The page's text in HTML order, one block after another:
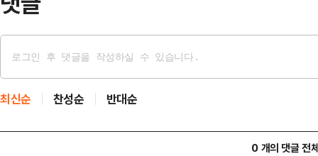
최신순 찬성순 반대순
0 개의 댓글 전